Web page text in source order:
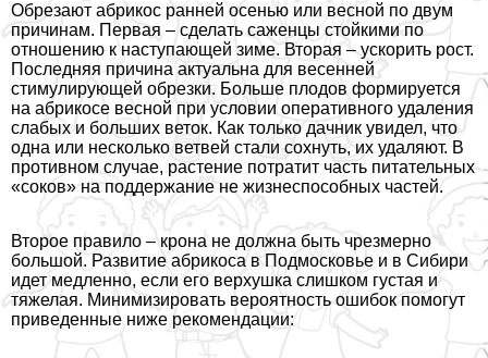
Обрезают абрикос ранней осенью или весной по двум
причинам. Первая – сделать саженцы стойкими по
отношению к наступающей зиме. Вторая – ускорить рост.
Последняя причина актуальна для весенней
стимулирующей обрезки. Больше плодов формируется
на абрикосе весной при условии оперативного удаления
слабых и больших веток. Как только дачник увидел, что
одна или несколько ветвей стали сохнуть, их удаляют. В
противном случае, растение потратит часть питательных
«соков» на поддержание не жизнеспособных частей.
Второе правило – крона не должна быть чрезмерно
большой. Развитие абрикоса в Подмосковье и в Сибири
идет медленно, если его верхушка слишком густая и
тяжелая. Минимизировать вероятность ошибок помогут
приведенные ниже рекомендации: